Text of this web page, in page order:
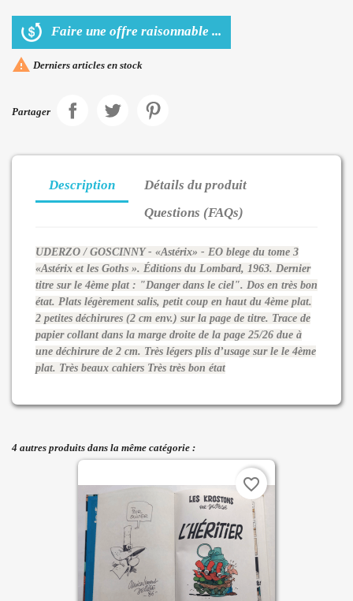
Faire une offre raisonnable ...
 Derniers articles en stock
Partager
Description
Détails du produit
Questions (FAQs)
UDERZO / GOSCINNY - «Astérix» - EO blege du tome 3
«Astérix et les Goths ». Éditions du Lombard, 1963. Dernier
titre sur le 4ème plat : "Danger dans le ciel". Dos en très bon
état. Plats légèrement salis, petit coup en haut du 4ème plat.
2 petites déchirures (2 cm env.) sur la page de titre. Trace de
papier collant dans la marge droite de la page 25/26 due à
une déchirure de 2 cm. Très légers plis d’usage sur le le 4ème
plat. Très beaux cahiers Très très bon état
4 autres produits dans la même catégorie :
favorite_border